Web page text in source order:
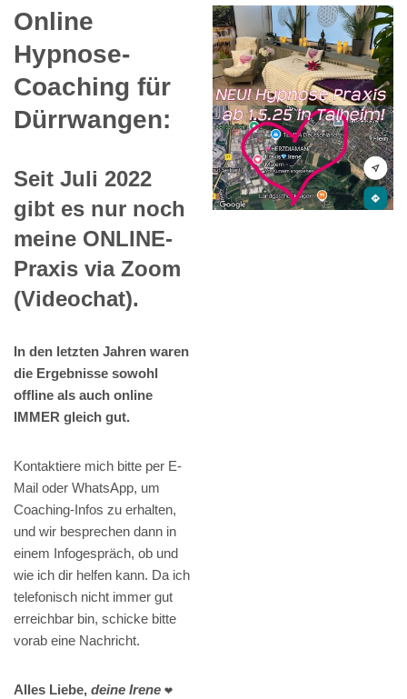
Online
Hypnose-
Coaching für
Dürrwangen:
Seit Juli 2022
gibt es nur noch
meine ONLINE-
Praxis via Zoom
(Videochat).
In den letzten Jahren waren
die Ergebnisse sowohl
offline als auch online
IMMER gleich gut.
Kontaktiere mich bitte per E-
Mail oder WhatsApp, um
Coaching-Infos zu erhalten,
und wir besprechen dann in
einem Infogespräch, ob und
wie ich dir helfen kann. Da ich
telefonisch nicht immer gut
erreichbar bin, schicke bitte
vorab eine Nachricht.
Alles Liebe, deine Irene ❤️